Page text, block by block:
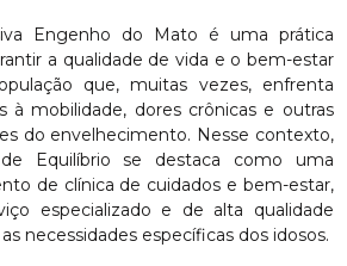
Engenho do Mato é uma prática
a qualidade de vida e o bem-estar
que, muitas vezes, enfrenta
à mobilidade, dores crônicas e outras
do envelhecimento. Nesse contexto,
Equilíbrio se destaca como uma
de clínica de cuidados e bem-estar,
especializado e de alta qualidade
necessidades específicas dos idosos.